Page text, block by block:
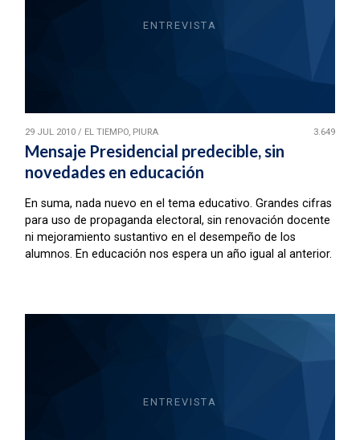
ENTREVISTA
29 JUL 2010/ EL TIEMPO, PIURA 3.649
Mensaje Presidencial predecible, sin
novedades en educación
En suma, nada nuevo en el tema educativo. Grandes cifras
para uso de propaganda electoral, sin renovación docente
ni mejoramiento sustantivo en el desempeño de los
alumnos. En educación nos espera un año igual al anterior.
ENTREVISTA